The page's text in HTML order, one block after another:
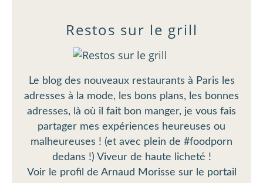
Restos sur le grill
Le blog des nouveaux restaurants à Paris les
adresses à la mode, les bons plans, les bonnes
adresses, là où il fait bon manger, je vous fais
partager mes expériences heureuses ou
malheureuses ! (et avec plein de #foodporn
dedans !) Viveur de haute licheté !
Voir le profil de Arnaud Morisse sur le portail